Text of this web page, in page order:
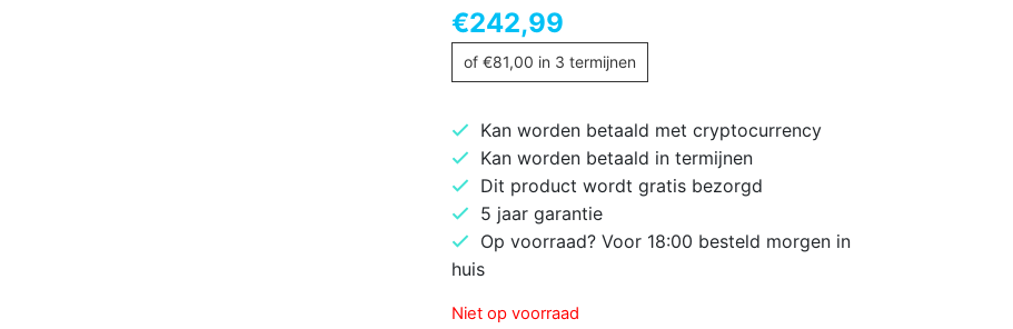
€242,99
of €81,00 in 3 termijnen
Kan worden betaald met cryptocurrency
Kan worden betaald in termijnen
Dit product wordt gratis bezorgd
5 jaar garantie
Op voorraad? Voor 18:00 besteld morgen in
huis
Niet op voorraad